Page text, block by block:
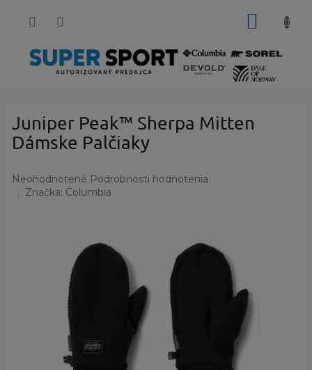
Juniper Peak™ Sherpa Mitten
Dámske Palčiaky
Priemerné
hodnotenie
Neohodnotené Podrobnosti hodnotenia
Značka: Columbia